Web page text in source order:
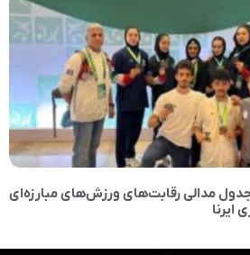
جدول مدالی رقابت‌های ورزش‌های مبارزه‌ای
ایرنا